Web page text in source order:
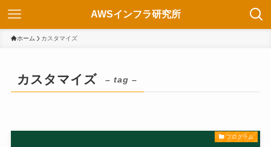
AWSインフラ研究所
ホーム カスタマイズ
カスタマイズ – tag –
プログラム